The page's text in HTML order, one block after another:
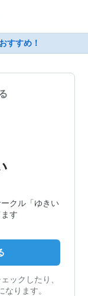
すすめ！
クル「ゆきい
す
ックしたり、
ります。